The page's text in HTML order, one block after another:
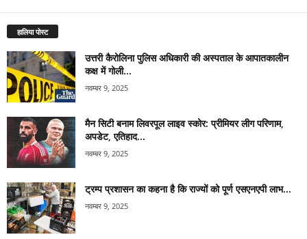
हालिया पोस्ट
उत्तरी कैरोलिना पुलिस अधिकारी की अस्पताल के आपातकालीन
कक्ष में गोली...
नवम्बर 9, 2025
मैन सिटी बनाम लिवरपूल लाइव स्कोर: प्रीमियर लीग परिणाम,
अपडेट, एतिहाद...
नवम्बर 9, 2025
ट्रम्प प्रशासन का कहना है कि राज्यों को पूर्ण एसएनएपी लाभ...
नवम्बर 9, 2025